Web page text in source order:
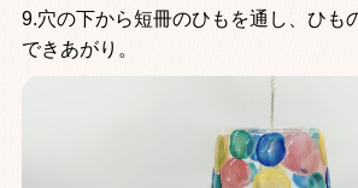
9.穴の下から短冊のひもを通し、ひも
できあがり。